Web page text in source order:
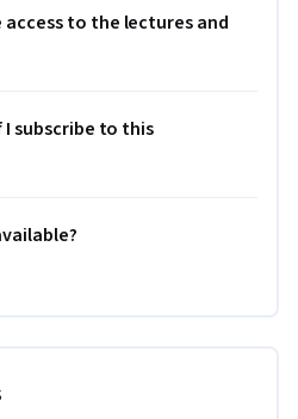
access to the lectures and
subscribe to this